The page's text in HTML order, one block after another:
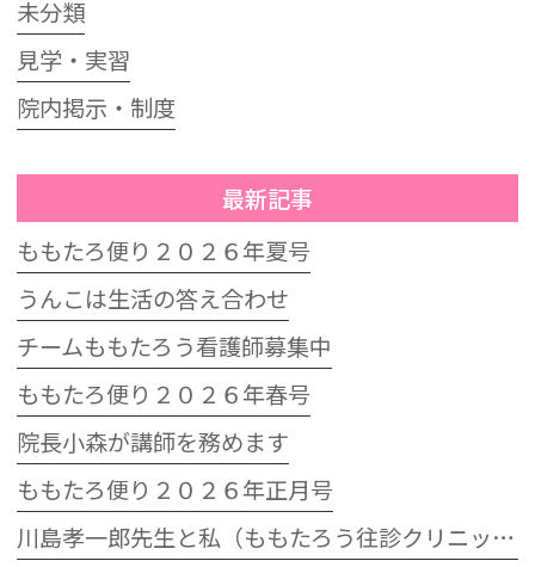
未分類
見学・実習
院内掲示・制度
最新記事
ももたろ便り２０２６年夏号
うんこは生活の答え合わせ
チームももたろう看護師募集中
ももたろ便り２０２６年春号
院長小森が講師を務めます
ももたろ便り２０２６年正月号
川島孝一郎先生と私（ももたろう往診クリニック開院15周年記念特別講演会）